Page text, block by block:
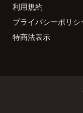
利用規約
プライバシーポリシ
特商法表示